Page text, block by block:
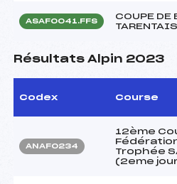
ASAF0041.FFS
COUPE DE
Résultats Alpin 2023
Codex Course
ANAF0234
12ème
Trophée
(2eme